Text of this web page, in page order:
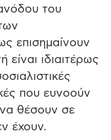
του
επισημαίνουν
είναι ιδιαιτέρως
που ευνοούν
να θέσουν σε
έχουν.